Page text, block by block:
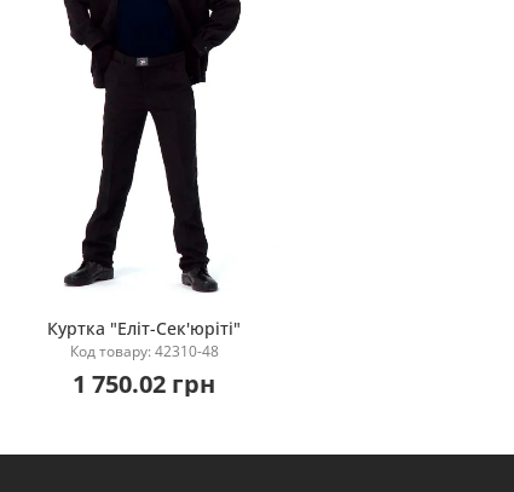
Купити
Куртка "Еліт-Сек'юріті"
Код товару: 42310-48
1 750.02 грн